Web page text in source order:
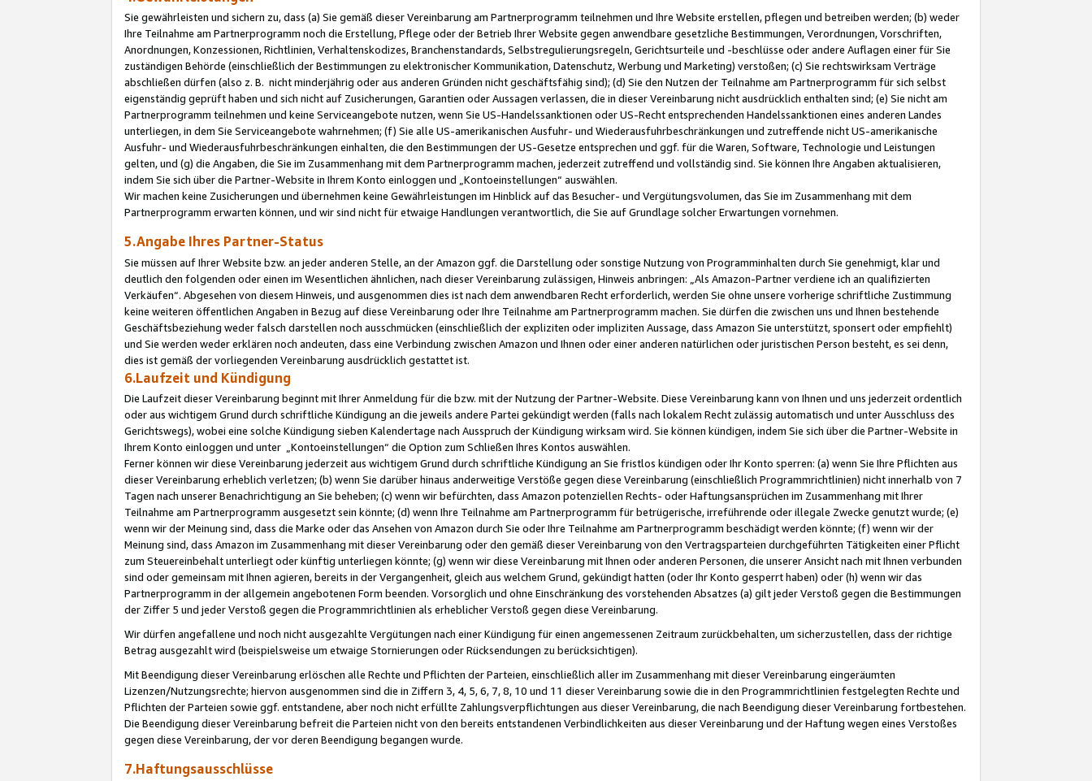
Sie gewährleisten und sichern zu, dass (a) Sie gemäß dieser Vereinbarung am Partnerprogramm teilnehmen und Ihre Website erstellen, pflegen und betreiben werden; (b) weder
Ihre Teilnahme am Partnerprogramm noch die Erstellung, Pflege oder der Betrieb Ihrer Website gegen anwendbare gesetzliche Bestimmungen, Verordnungen, Vorschriften,
Anordnungen, Konzessionen, Richtlinien, Verhaltenskodizes, Branchenstandards, Selbstregulierungsregeln, Gerichtsurteile und -beschlüsse oder andere Auflagen einer für Sie
zuständigen Behörde (einschließlich der Bestimmungen zu elektronischer Kommunikation, Datenschutz, Werbung und Marketing) verstoßen; (c) Sie rechtswirksam Verträge
abschließen dürfen (also z. B. nicht minderjährig oder aus anderen Gründen nicht geschäftsfähig sind); (d) Sie den Nutzen der Teilnahme am Partnerprogramm für sich selbst
eigenständig geprüft haben und sich nicht auf Zusicherungen, Garantien oder Aussagen verlassen, die in dieser Vereinbarung nicht ausdrücklich enthalten sind; (e) Sie nicht am
Partnerprogramm teilnehmen und keine Serviceangebote nutzen, wenn Sie US-Handelssanktionen oder US-Recht entsprechenden Handelssanktionen eines anderen Landes
unterliegen, in dem Sie Serviceangebote wahrnehmen; (f) Sie alle US-amerikanischen Ausfuhr- und Wiederausfuhrbeschränkungen und zutreffende nicht US-amerikanische
Ausfuhr- und Wiederausfuhrbeschränkungen einhalten, die den Bestimmungen der US-Gesetze entsprechen und ggf. für die Waren, Software, Technologie und Leistungen
gelten, und (g) die Angaben, die Sie im Zusammenhang mit dem Partnerprogramm machen, jederzeit zutreffend und vollständig sind. Sie können Ihre Angaben aktualisieren,
indem Sie sich über die Partner-Website in Ihrem Konto einloggen und „Kontoeinstellungen“ auswählen.
Wir machen keine Zusicherungen und übernehmen keine Gewährleistungen im Hinblick auf das Besucher- und Vergütungsvolumen, das Sie im Zusammenhang mit dem
Partnerprogramm erwarten können, und wir sind nicht für etwaige Handlungen verantwortlich, die Sie auf Grundlage solcher Erwartungen vornehmen.
5.Angabe Ihres Partner-Status
Sie müssen auf Ihrer Website bzw. an jeder anderen Stelle, an der Amazon ggf. die Darstellung oder sonstige Nutzung von Programminhalten durch Sie genehmigt, klar und
deutlich den folgenden oder einen im Wesentlichen ähnlichen, nach dieser Vereinbarung zulässigen, Hinweis anbringen: „Als Amazon-Partner verdiene ich an qualifizierten
Verkäufen“. Abgesehen von diesem Hinweis, und ausgenommen dies ist nach dem anwendbaren Recht erforderlich, werden Sie ohne unsere vorherige schriftliche Zustimmung
keine weiteren öffentlichen Angaben in Bezug auf diese Vereinbarung oder Ihre Teilnahme am Partnerprogramm machen. Sie dürfen die zwischen uns und Ihnen bestehende
Geschäftsbeziehung weder falsch darstellen noch ausschmücken (einschließlich der expliziten oder impliziten Aussage, dass Amazon Sie unterstützt, sponsert oder empfiehlt)
und Sie werden weder erklären noch andeuten, dass eine Verbindung zwischen Amazon und Ihnen oder einer anderen natürlichen oder juristischen Person besteht, es sei denn,
dies ist gemäß der vorliegenden Vereinbarung ausdrücklich gestattet ist.
6.Laufzeit und Kündigung
Die Laufzeit dieser Vereinbarung beginnt mit Ihrer Anmeldung für die bzw. mit der Nutzung der Partner-Website. Diese Vereinbarung kann von Ihnen und uns jederzeit ordentlich
oder aus wichtigem Grund durch schriftliche Kündigung an die jeweils andere Partei gekündigt werden (falls nach lokalem Recht zulässig automatisch und unter Ausschluss des
Gerichtswegs), wobei eine solche Kündigung sieben Kalendertage nach Ausspruch der Kündigung wirksam wird. Sie können kündigen, indem Sie sich über die Partner-Website in
Ihrem Konto einloggen und unter „Kontoeinstellungen“ die Option zum Schließen Ihres Kontos auswählen.
Ferner können wir diese Vereinbarung jederzeit aus wichtigem Grund durch schriftliche Kündigung an Sie fristlos kündigen oder Ihr Konto sperren: (a) wenn Sie Ihre Pflichten aus
dieser Vereinbarung erheblich verletzen; (b) wenn Sie darüber hinaus anderweitige Verstöße gegen diese Vereinbarung (einschließlich Programmrichtlinien) nicht innerhalb von 7
Tagen nach unserer Benachrichtigung an Sie beheben; (c) wenn wir befürchten, dass Amazon potenziellen Rechts- oder Haftungsansprüchen im Zusammenhang mit Ihrer
Teilnahme am Partnerprogramm ausgesetzt sein könnte; (d) wenn Ihre Teilnahme am Partnerprogramm für betrügerische, irreführende oder illegale Zwecke genutzt wurde; (e)
wenn wir der Meinung sind, dass die Marke oder das Ansehen von Amazon durch Sie oder Ihre Teilnahme am Partnerprogramm beschädigt werden könnte; (f) wenn wir der
Meinung sind, dass Amazon im Zusammenhang mit dieser Vereinbarung oder den gemäß dieser Vereinbarung von den Vertragsparteien durchgeführten Tätigkeiten einer Pflicht
zum Steuereinbehalt unterliegt oder künftig unterliegen könnte; (g) wenn wir diese Vereinbarung mit Ihnen oder anderen Personen, die unserer Ansicht nach mit Ihnen verbunden
sind oder gemeinsam mit Ihnen agieren, bereits in der Vergangenheit, gleich aus welchem Grund, gekündigt hatten (oder Ihr Konto gesperrt haben) oder (h) wenn wir das
Partnerprogramm in der allgemein angebotenen Form beenden. Vorsorglich und ohne Einschränkung des vorstehenden Absatzes (a) gilt jeder Verstoß gegen die Bestimmungen
der Ziffer 5 und jeder Verstoß gegen die Programmrichtlinien als erheblicher Verstoß gegen diese Vereinbarung.
Wir dürfen angefallene und noch nicht ausgezahlte Vergütungen nach einer Kündigung für einen angemessenen Zeitraum zurückbehalten, um sicherzustellen, dass der richtige
Betrag ausgezahlt wird (beispielsweise um etwaige Stornierungen oder Rücksendungen zu berücksichtigen).
Mit Beendigung dieser Vereinbarung erlöschen alle Rechte und Pflichten der Parteien, einschließlich aller im Zusammenhang mit dieser Vereinbarung eingeräumten
Lizenzen/Nutzungsrechte; hiervon ausgenommen sind die in Ziffern 3, 4, 5, 6, 7, 8, 10 und 11 dieser Vereinbarung sowie die in den Programmrichtlinien festgelegten Rechte und
Pflichten der Parteien sowie ggf. entstandene, aber noch nicht erfüllte Zahlungsverpflichtungen aus dieser Vereinbarung, die nach Beendigung dieser Vereinbarung fortbestehen.
Die Beendigung dieser Vereinbarung befreit die Parteien nicht von den bereits entstandenen Verbindlichkeiten aus dieser Vereinbarung und der Haftung wegen eines Verstoßes
gegen diese Vereinbarung, der vor deren Beendigung begangen wurde.
7.Haftungsausschlüsse